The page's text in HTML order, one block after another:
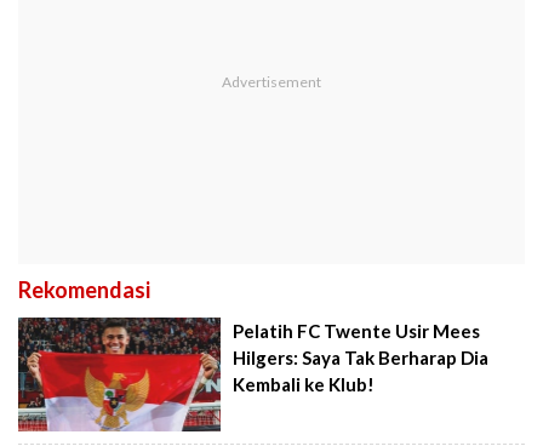
Rekomendasi
Pelatih FC Twente Usir Mees
Hilgers: Saya Tak Berharap Dia
Kembali ke Klub!